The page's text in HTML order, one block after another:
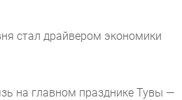
стал драйвером экономики
на главном празднике Тувы —